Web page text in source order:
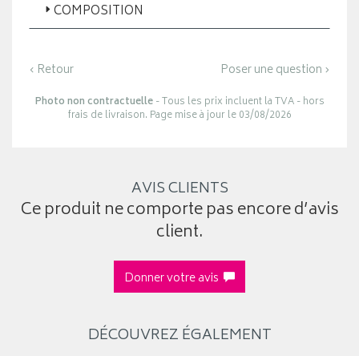
COMPOSITION
‹ Retour Poser une question ›
Photo non contractuelle- Tous les prix incluent la TVA - hors
frais de livraison. Page mise à jour le 03/08/2026
AVIS CLIENTS
Ce produit ne comporte pas encore d’avis
client.
Donner votre avis
DÉCOUVREZ ÉGALEMENT